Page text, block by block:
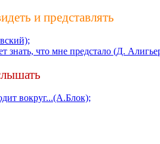
и представлять
знать, что мне предстало (Д.
вокруг...(А.Блок);